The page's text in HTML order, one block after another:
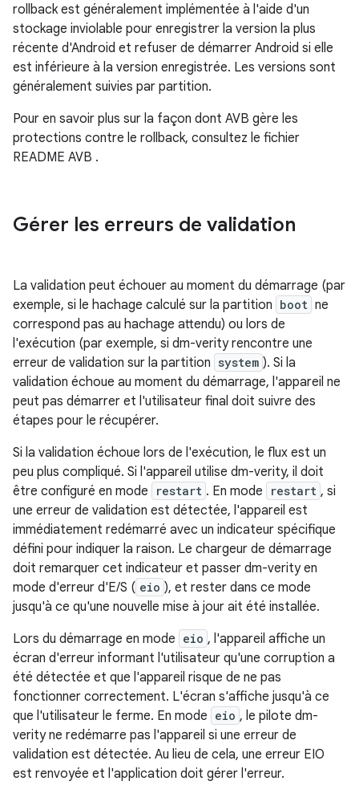
rollback est généralement implémentée à l'aide d'un
stockage inviolable pour enregistrer la version la plus
récente d'Android et refuser de démarrer Android si elle
est inférieure à la version enregistrée. Les versions sont
généralement suivies par partition.
Pour en savoir plus sur la façon dont AVB gère les
protections contre le rollback, consultez le fichier
README AVB .
Gérer les erreurs de validation
La validation peut échouer au moment du démarrage (par
exemple, si le hachage calculé sur la partition boot ne
correspond pas au hachage attendu) ou lors de
l'exécution (par exemple, si dm-verity rencontre une
erreur de validation sur la partition system ). Si la
validation échoue au moment du démarrage, l'appareil ne
peut pas démarrer et l'utilisateur final doit suivre des
étapes pour le récupérer.
Si la validation échoue lors de l'exécution, le flux est un
peu plus compliqué. Si l'appareil utilise dm-verity, il doit
être configuré en mode
restart . En mode restart , si
une erreur de validation est détectée, l'appareil est
immédiatement redémarré avec un indicateur spécifique
défini pour indiquer la raison. Le chargeur de démarrage
doit remarquer cet indicateur et passer dm-verity en
mode d'erreur d'E/S ( eio ), et rester dans ce mode
jusqu'à ce qu'une nouvelle mise à jour ait été installée.
Lors du démarrage en mode eio , l'appareil affiche un
écran d'erreur informant l'utilisateur qu'une corruption a
été détectée et que l'appareil risque de ne pas
fonctionner correctement. L'écran s'affiche jusqu'à ce
que l'utilisateur le ferme. En mode eio , le pilote dm-
verity ne redémarre pas l'appareil si une erreur de
validation est détectée. Au lieu de cela, une erreur EIO
est renvoyée et l'application doit gérer l'erreur.